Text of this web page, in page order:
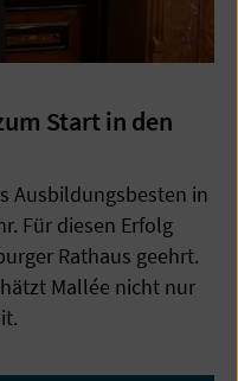
Start in den
Ausbildungsbesten in
Für diesen Erfolg
Rathaus geehrt.
Mallée nicht nur